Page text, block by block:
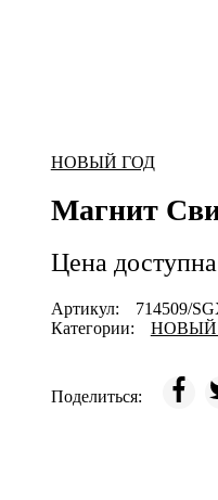
НОВЫЙ ГОД
Магнит
Цена
Артикул:
714509/
Категории:
НОВЫЙ
Поделиться: